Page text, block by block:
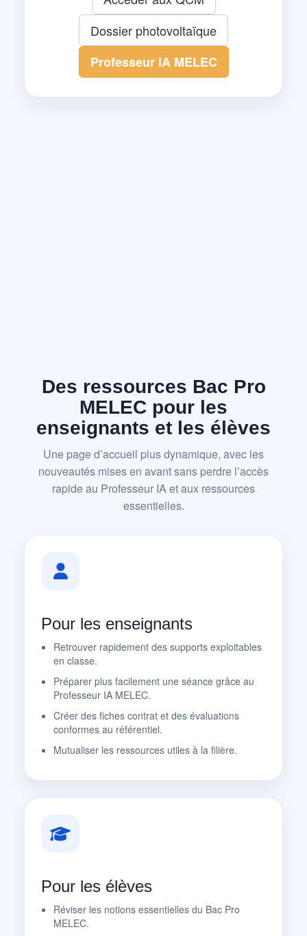
Dossier photovoltaïque
Professeur IA MELEC
Des ressources Bac Pro
MELEC pour les
enseignants et les élèves
Une page d’accueil plus dynamique, avec les
nouveautés mises en avant sans perdre l’accès
rapide au Professeur IA et aux ressources
essentielles.
Pour les enseignants
Retrouver rapidement des supports exploitables
en classe.
Préparer plus facilement une séance grâce au
Professeur IA MELEC.
Créer des fiches contrat et des évaluations
conformes au référentiel.
Mutualiser les ressources utiles à la filière.
Pour les élèves
Réviser les notions essentielles du Bac Pro
MELEC.